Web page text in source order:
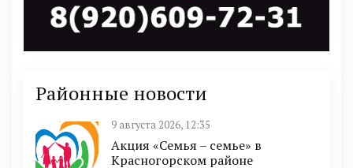
Районные новости
9 августа 2026, 12:35
Акция «Семья – семье» в
Красногорском районе